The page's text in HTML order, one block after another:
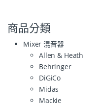
商品分類
Mixer 混音器
Allen & Heath
Behringer
DiGiCo
Midas
Mackie